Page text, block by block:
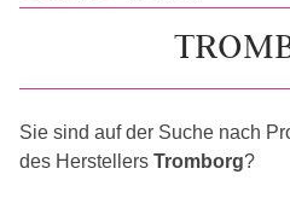
Sie sind auf der Suche nach
des Herstellers Tromborg?